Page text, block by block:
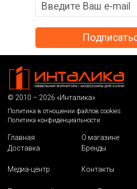
© 2010 – 2026 «Инталика»
Политика в отношении файлов cookies
Политика конфиденциальности
Главная О магазине
Доставка
Бренды
Медиа-центр
Контакты